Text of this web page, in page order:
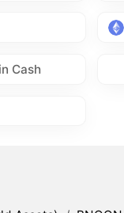
Cash